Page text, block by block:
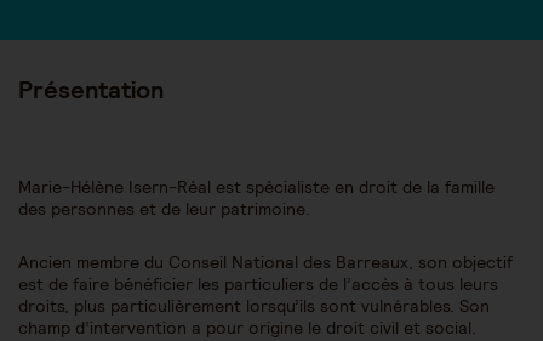
Présentation
Marie-Hélène Isern-Réal est spécialiste en droit de la famille
des personnes et de leur patrimoine.
Ancien membre du Conseil National des Barreaux, son objectif
est de faire bénéficier les particuliers de l’accès à tous leurs
droits, plus particulièrement lorsqu’ils sont vulnérables. Son
champ d’intervention a pour origine le droit civil et social.